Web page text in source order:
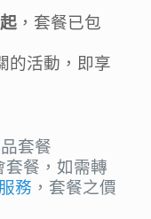
，套餐已包
的活動，即享
套餐
套餐，如需轉
務 ，套餐之價